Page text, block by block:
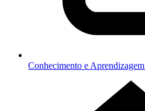
Conhecimento e Aprendizagem